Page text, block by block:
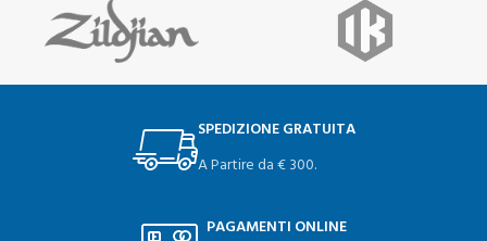
SPEDIZIONE GRATUITA
A Partire da € 300.
PAGAMENTI ONLINE